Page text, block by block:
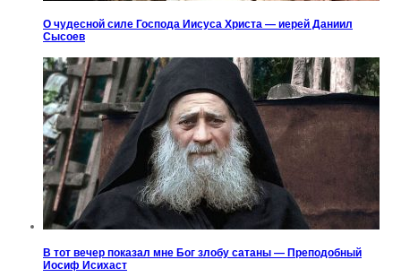
О чудесной силе Господа Иисуса Христа — иерей Даниил
Сысоев
В тот вечер показал мне Бог злобу сатаны — Преподобный
Иосиф Исихаст